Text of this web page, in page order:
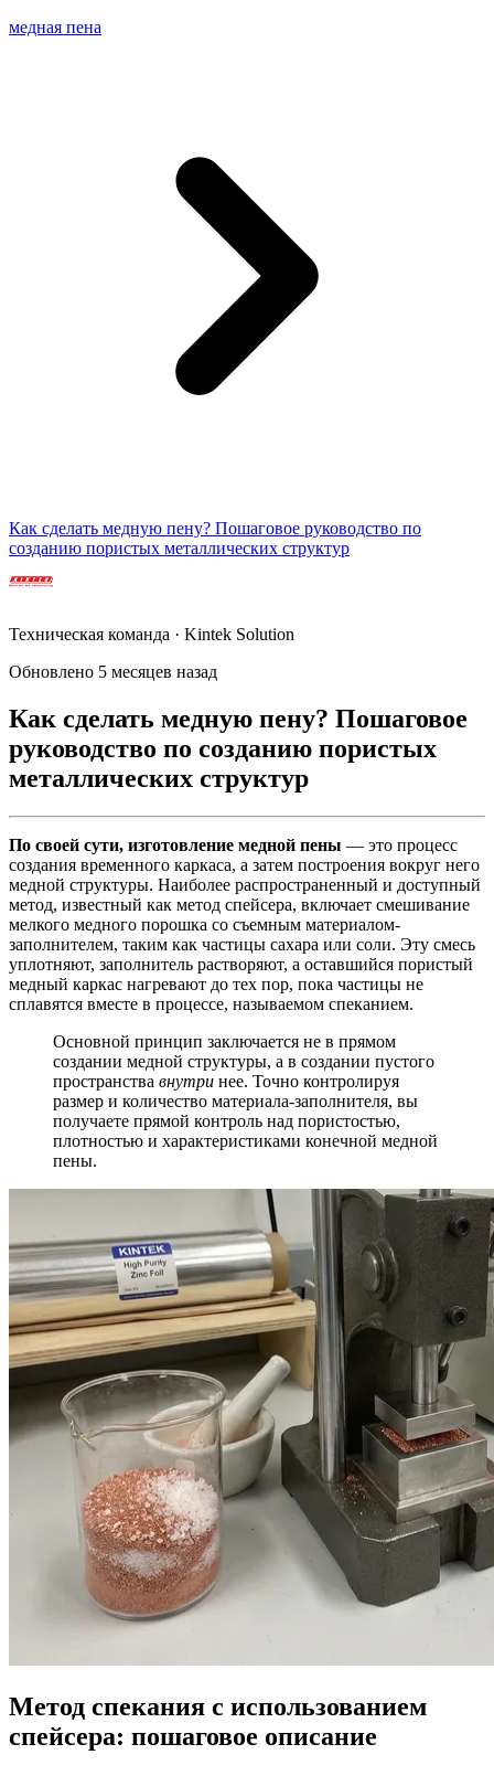
медная пена
Как сделать медную пену? Пошаговое руководство по
созданию пористых металлических структур
Техническая команда · Kintek Solution
Обновлено 5 месяцев назад
Как сделать медную пену? Пошаговое
руководство по созданию пористых
металлических структур
По своей сути, изготовление медной пены — это процесс
создания временного каркаса, а затем построения вокруг него
медной структуры. Наиболее распространенный и доступный
метод, известный как метод спейсера, включает смешивание
мелкого медного порошка со съемным материалом-
заполнителем, таким как частицы сахара или соли. Эту смесь
уплотняют, заполнитель растворяют, а оставшийся пористый
медный каркас нагревают до тех пор, пока частицы не
сплавятся вместе в процессе, называемом спеканием.
Основной принцип заключается не в прямом
создании медной структуры, а в создании пустого
пространства внутри нее. Точно контролируя
размер и количество материала-заполнителя, вы
получаете прямой контроль над пористостью,
плотностью и характеристиками конечной медной
пены.
Метод спекания с использованием
спейсера: пошаговое описание